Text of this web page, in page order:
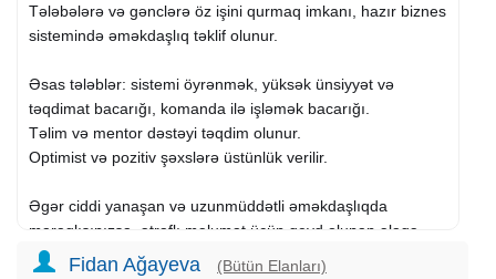
Tələbələrə və gənclərə öz işini qurmaq imkanı, hazır biznes
sistemində əməkdaşlıq təklif olunur.
Əsas tələblər: sistemi öyrənmək, yüksək ünsiyyət və
təqdimat bacarığı, komanda ilə işləmək bacarığı.
Təlim və mentor dəstəyi təqdim olunur.
Optimist və pozitiv şəxslərə üstünlük verilir.
Əgər ciddi yanaşan və uzunmüddətli əməkdaşlıqda
maraqlısınızsa, ətraflı məlumat üçün qeyd olunan əlaqə
nömrəsinə yaza bilərsiniz.
Fidan Ağayeva (Bütün Elanları)